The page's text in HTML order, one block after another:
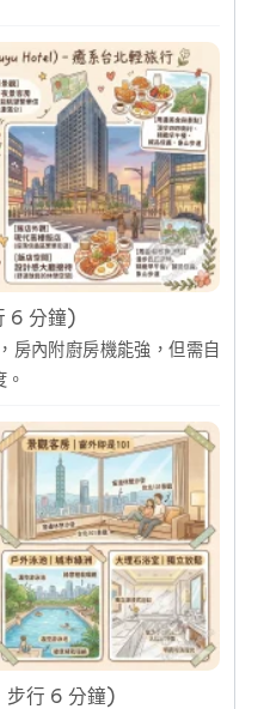
6 分鐘)
房內附廚房機能強，但需自
行 6 分鐘)